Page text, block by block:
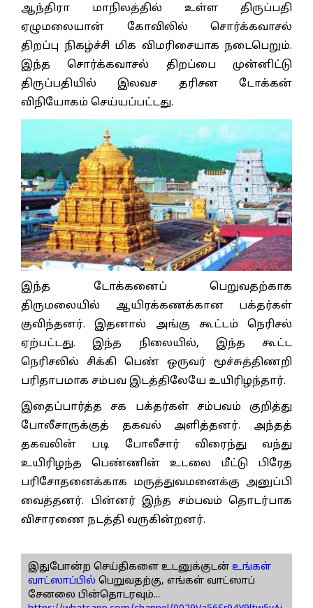
ஆந்திரா மாநிலத்தில் உள்ள திருப்பதி
ஏழுமலையான் கோவிலில் சொர்க்கவாசல்
திறப்பு நிகழ்ச்சி மிக விமரிசையாக நடைபெறும்.
இந்த சொர்க்கவாசல் திறப்பை முன்னிட்டு
திருப்பதியில் இலவச தரிசன டோக்கன்
விநியோகம் செய்யப்பட்டது.
இந்த டோக்கனைப் பெறுவதற்காக
திருமலையில் ஆயிரக்கணக்கான பக்தர்கள்
குவிந்தனர். இதனால் அங்கு கூட்டம் நெரிசல்
ஏற்பட்டது. இந்த நிலையில், இந்த கூட்ட
நெரிசலில் சிக்கி பெண் ஒருவர் மூச்சுத்திணறி
பரிதாபமாக சம்பவ இடத்திலேயே உயிரிழந்தார்.
இதைப்பார்த்த சக பக்தர்கள் சம்பவம் குறித்து
போலீசாருக்குத் தகவல் அளித்தனர். அந்தத்
தகவலின் படி போலீசார் விரைந்து வந்து
உயிரிழந்த பெண்ணின் உடலை மீட்டு பிரேத
பரிசோதனைக்காக மருத்துவமனைக்கு அனுப்பி
வைத்தனர். பின்னர் இந்த சம்பவம் தொடர்பாக
விசாரணை நடத்தி வருகின்றனர்.
இதுபோன்ற செய்திகளை உடனுக்குடன் உங்கள்
வாட்ஸாப்பில் பெறுவதற்கு, எங்கள் வாட்ஸாப்
சேனலை பின்தொடரவும்...